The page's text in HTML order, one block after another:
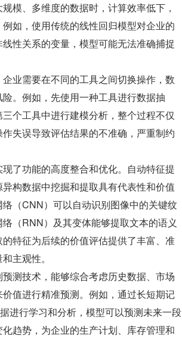
模、多维度的数据时，计算效率低下，
如，使用传统的线性回归模型对企业的
性关系的变量，模型可能无法准确捕捉
业需要在不同的工具之间切换操作，数
。例如，先使用一种工具进行数据抽
个工具中进行建模分析，整个过程不仅
失误导致评估结果的不准确，严重制约
了功能的高度整合和优化。自动特征提
构数据中挖掘和提取具有代表性和价值
（CNN）可以自动识别图像中的关键纹
（RNN）及其变体能够提取文本的语义
特征为后续的价值评估提供了丰富、准
主观性。
测技术，能够综合考虑历史数据、市场
值进行精准预测。例如，通过长短期记
进行学习和分析，模型可以预测未来一段
趋势，为企业的生产计划、库存管理和